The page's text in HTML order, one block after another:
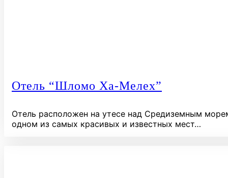
Отель “Шломо Ха-Мелех”
Отель расположен на утесе над Средиземным
одном из самых красивых и известных мест…